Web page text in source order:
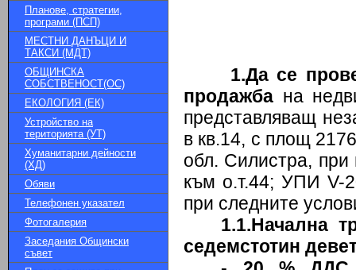
Планове, стратегии,
програми (ПСП)
МЕСТНИ ДАНЪЦИ И
ТАКСИ (МДТ)
ОБЩИНСКА
СОБСТВЕНОСТ(ОС)
ЕКОЛОГИЯ (ЕК)
Устройство на
територията (УТ)
Хуманитарни дейности
(ХД)
Обяви
Телефонен указател
Фотогалерия
Заседания Общински
съвет
1.Да се
продажба на
представляващ
в кв.14, с площ
обл. Силистра,
към о.т.44; УПИ V-
при следните
1.1.Начална
седемстотин